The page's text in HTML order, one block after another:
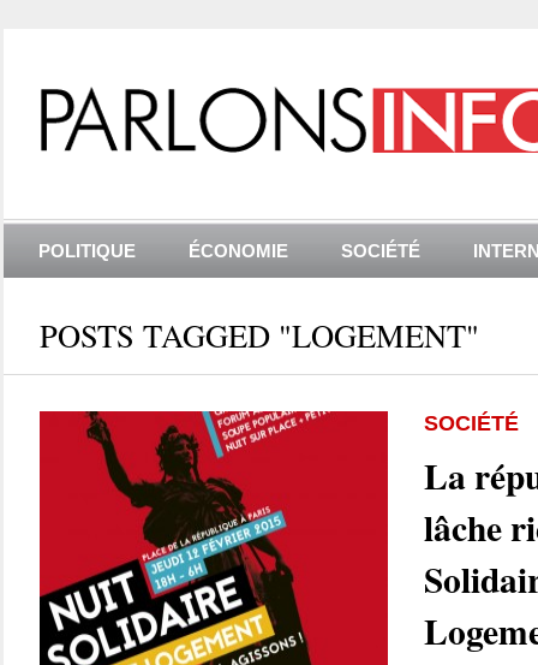
POLITIQUE ÉCONOMIE SOCIÉTÉ
POSTS TAGGED "LOGEMENT"
SOCIÉTÉ
La
lâche